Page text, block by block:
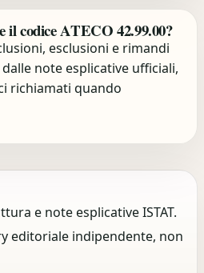
il codice ATECO 42.99.00?
esclusioni e rimandi
note esplicative ufficiali,
richiamati quando
e note esplicative ISTAT.
editoriale indipendente, non